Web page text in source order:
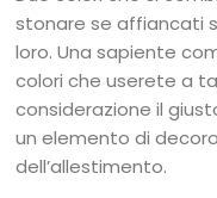
stonare se affiancati
loro. Una sapiente
colori che userete a
considerazione il
un elemento di
dell’allestimento.